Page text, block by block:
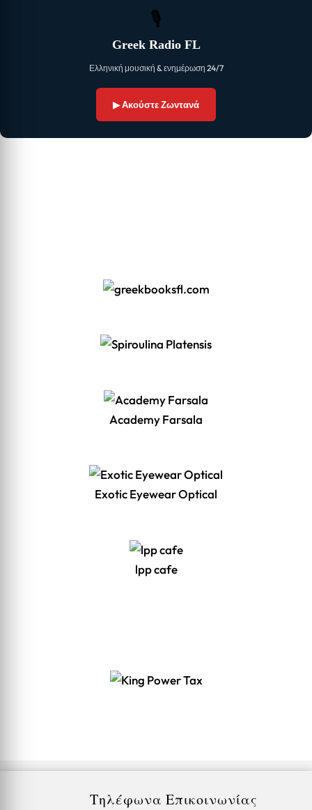
🎙
Greek Radio FL
Ελληνική μουσική & ενημέρωση 24/7
▶ Ακούστε Ζωντανά
Academy Farsala
Exotic Eyewear Optical
lpp cafe
Τηλέφωνα Επικοινωνίας